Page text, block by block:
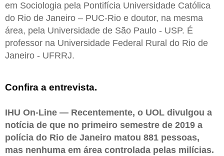
em Sociologia pela Pontifícia Universidade Católica
do Rio de Janeiro – PUC-Rio e doutor, na mesma
área, pela Universidade de São Paulo - USP. É
professor na Universidade Federal Rural do Rio de
Janeiro - UFRRJ.
Confira a entrevista.
IHU On-Line — Recentemente, o UOL divulgou a
notícia de que no primeiro semestre de 2019 a
polícia do Rio de Janeiro matou 881 pessoas,
mas nenhuma em área controlada pelas milícias.